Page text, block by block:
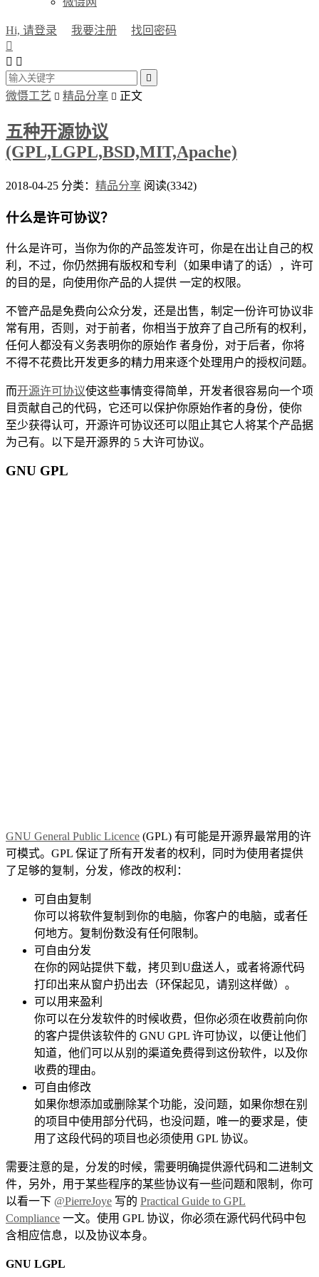
Hi, 请登录 我要注册
找回密码

 

微慑工艺  精品分享  正文
五种开源协议
(GPL,LGPL,BSD,MIT,Apache)
2018-04-25 分类： 精品分享 阅读(3342)
什么是许可协议？
什么是许可，当你为你的产品签发许可，你是在出让自己的权
利，不过，你仍然拥有版权和专利（如果申请了的话），许可
的目的是，向使用你产品的人提供 一定的权限。
不管产品是免费向公众分发，还是出售，制定一份许可协议非
常有用，否则，对于前者，你相当于放弃了自己所有的权利，
任何人都没有义务表明你的原始作 者身份，对于后者，你将
不得不花费比开发更多的精力用来逐个处理用户的授权问题。
而开源许可协议使这些事情变得简单，开发者很容易向一个项
目贡献自己的代码，它还可以保护你原始作者的身份，使你
至少获得认可，开源许可协议还可以阻止其它人将某个产品据
为己有。以下是开源界的 5 大许可协议。
GNU GPL
GNU General Public Licence (GPL) 有可能是开源界最常用的许
可模式。GPL 保证了所有开发者的权利，同时为使用者提供
了足够的复制，分发，修改的权利：
可自由复制
你可以将软件复制到你的电脑，你客户的电脑，或者任
何地方。复制份数没有任何限制。
可自由分发
在你的网站提供下载，拷贝到U盘送人，或者将源代码
打印出来从窗户扔出去（环保起见，请别这样做）。
可以用来盈利
你可以在分发软件的时候收费，但你必须在收费前向你
的客户提供该软件的 GNU GPL 许可协议，以便让他们
知道，他们可以从别的渠道免费得到这份软件，以及你
收费的理由。
可自由修改
如果你想添加或删除某个功能，没问题，如果你想在别
的项目中使用部分代码，也没问题，唯一的要求是，使
用了这段代码的项目也必须使用 GPL 协议。
需要注意的是，分发的时候，需要明确提供源代码和二进制文
件，另外，用于某些程序的某些协议有一些问题和限制，你可
以看一下 @PierreJoye 写的 Practical Guide to GPL
Compliance 一文。使用 GPL 协议，你必须在源代码代码中包
含相应信息，以及协议本身。
GNU LGPL